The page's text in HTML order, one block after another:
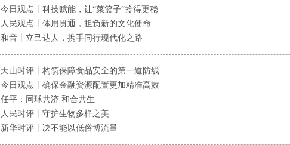
今日观点丨科技赋能，让“菜篮子”拎得更稳
人民观点丨体用贯通，担负新的文化使命
和音丨立己达人，携手同行现代化之路
天山时评丨构筑保障食品安全的第一道防线
今日观点丨确保金融资源配置更加精准高效
任平：同球共济 和合共生
人民时评丨​守护生物多样之美
新华时评丨决不能以低俗博流量